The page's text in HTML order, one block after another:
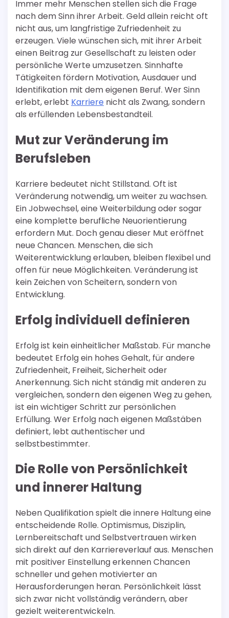
Immer mehr Menschen stellen sich die Frage
nach dem Sinn ihrer Arbeit. Geld allein reicht oft
nicht aus, um langfristige Zufriedenheit zu
erzeugen. Viele wünschen sich, mit ihrer Arbeit
einen Beitrag zur Gesellschaft zu leisten oder
persönliche Werte umzusetzen. Sinnhafte
Tätigkeiten fördern Motivation, Ausdauer und
Identifikation mit dem eigenen Beruf. Wer Sinn
erlebt, erlebt Karriere nicht als Zwang, sondern
als erfüllenden Lebensbestandteil.
Mut zur Veränderung im
Berufsleben
Karriere bedeutet nicht Stillstand. Oft ist
Veränderung notwendig, um weiter zu wachsen.
Ein Jobwechsel, eine Weiterbildung oder sogar
eine komplette berufliche Neuorientierung
erfordern Mut. Doch genau dieser Mut eröffnet
neue Chancen. Menschen, die sich
Weiterentwicklung erlauben, bleiben flexibel und
offen für neue Möglichkeiten. Veränderung ist
kein Zeichen von Scheitern, sondern von
Entwicklung.
Erfolg individuell definieren
Erfolg ist kein einheitlicher Maßstab. Für manche
bedeutet Erfolg ein hohes Gehalt, für andere
Zufriedenheit, Freiheit, Sicherheit oder
Anerkennung. Sich nicht ständig mit anderen zu
vergleichen, sondern den eigenen Weg zu gehen,
ist ein wichtiger Schritt zur persönlichen
Erfüllung. Wer Erfolg nach eigenen Maßstäben
definiert, lebt authentischer und
selbstbestimmter.
Die Rolle von Persönlichkeit
und innerer Haltung
Neben Qualifikation spielt die innere Haltung eine
entscheidende Rolle. Optimismus, Disziplin,
Lernbereitschaft und Selbstvertrauen wirken
sich direkt auf den Karriereverlauf aus. Menschen
mit positiver Einstellung erkennen Chancen
schneller und gehen motivierter an
Herausforderungen heran. Persönlichkeit lässt
sich zwar nicht vollständig verändern, aber
gezielt weiterentwickeln.